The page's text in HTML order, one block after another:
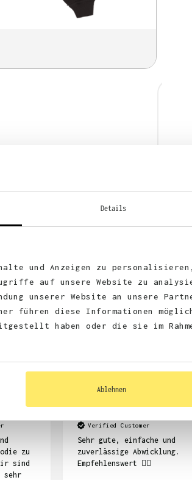
Details
und Anzeigen zu
auf unsere Website zu
unserer Website an unsere
führen diese Informationen
haben oder die sie im
Ablehnen
zu
sind
sehr
Verified Customer
Sehr gute, einfache und
zuverlässige Abwicklung.
Empfehlenswert ☝🏽